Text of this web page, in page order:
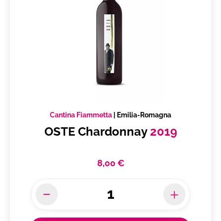
Cantina Fiammetta Emilia-Romagna
OSTE Chardonnay 2019
8,00 €